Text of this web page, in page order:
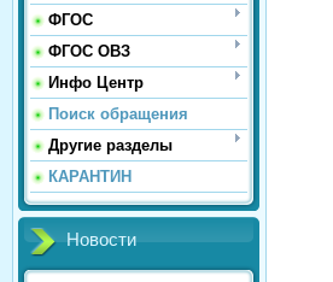
ФГОС
ФГОС ОВЗ
Инфо Центр
Поиск обращения
Другие разделы
КАРАНТИН
Новости